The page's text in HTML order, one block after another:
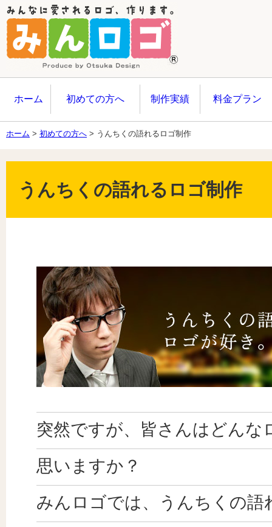
ホーム 初めての方へ 制作実績 料金プラン
ホーム > 初めての方へ > うんちくの語れるロゴ制作
うんちくの語れるロゴ制作
突然ですが、皆さんはどんな
思いますか？
みんロゴでは、うんちくの語